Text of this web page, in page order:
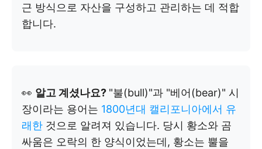
근 방식으로 자산을 구성하고 관리하는 데 적합
합니다.
👀 알고 계셨나요? "불(bull)"과 "베어(bear)" 시
장이라는 용어는 1800년대 캘리포니아에서 유
래한 것으로 알려져 있습니다. 당시 황소와 곰
싸움은 오락의 한 양식이었는데, 황소는 뿔을